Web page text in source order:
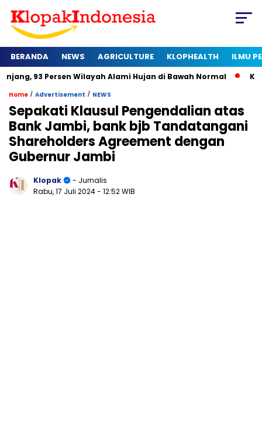
BERANDA NEWS AGRICULTURE KLOPHEALTH ILMU
Wilayah Alami Hujan di Bawah Normal Kapan
Home / Advertisement / NEWS
Sepakati Klausul Pengendalian atas
Bank Jambi, bank bjb Tandatangani
Shareholders Agreement dengan
Gubernur Jambi
Klopak
- Jurnalis
Rabu, 17 Juli 2024- 12:52 WIB